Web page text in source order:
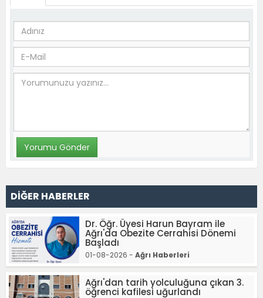
DİĞER HABERLER
Dr. Öğr. Üyesi Harun Bayram ile
Ağrı'da Obezite Cerrahisi Dönemi
Başladı
01-08-2026 - Ağrı Haberleri
Ağrı'dan tarih yolculuğuna çıkan 3.
öğrenci kafilesi uğurlandı